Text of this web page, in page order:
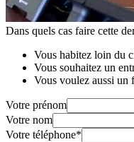
Dans quels cas faire cette
Vous habitez loin du
Vous souhaitez un
Vous voulez aussi un
Votre prénom
Votre nom
Votre téléphone*